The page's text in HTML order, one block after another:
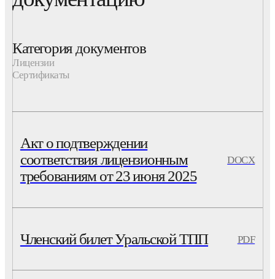
Категория документов
Лицензии
Сертификаты
Акт о подтверждении
соответствия лицензионным
требованиям от 23 июня 2025
DOCX
Членский билет Уральской ТПП PDF